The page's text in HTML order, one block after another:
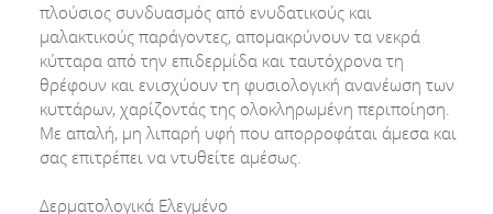
πλούσιος συνδυασμός από ενυδατικούς και
μαλακτικούς παράγοντες, απομακρύνουν τα νεκρά
κύτταρα από την επιδερμίδα και ταυτόχρονα τη
θρέφουν και ενισχύουν τη φυσιολογική ανανέωση των
κυττάρων, χαρίζοντάς της ολοκληρωμένη περιποίηση.
Με απαλή, μη λιπαρή υφή που απορροφάται άμεσα και
σας επιτρέπει να ντυθείτε αμέσως.
Δερματολογικά Ελεγμένο